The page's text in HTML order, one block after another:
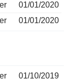
01/01/2020
01/01/2020
01/10/2019